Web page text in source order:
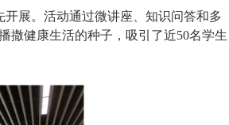
展。活动通过微讲座、知识问答和多
撒健康生活的种子，吸引了近50名学生